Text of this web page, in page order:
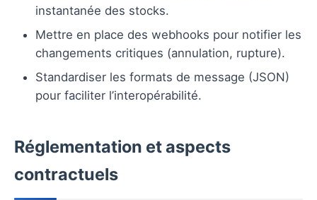
instantanée des stocks.
Mettre en place des webhooks pour notifier les
changements critiques (annulation, rupture).
Standardiser les formats de message (JSON)
pour faciliter l’interopérabilité.
Réglementation et aspects
contractuels